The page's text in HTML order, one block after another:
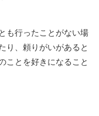
も行ったことがない場
り、頼りがいがあると
ことを好きになること